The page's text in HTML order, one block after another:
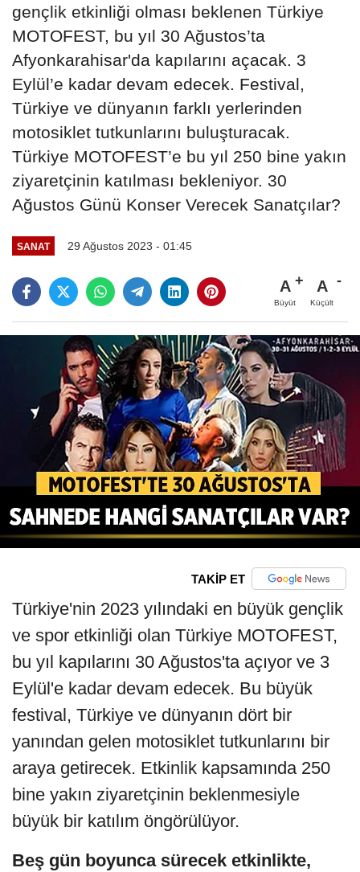
gençlik etkinliği olması beklenen Türkiye
MOTOFEST, bu yıl 30 Ağustos’ta
Afyonkarahisar'da kapılarını açacak. 3
Eylül’e kadar devam edecek. Festival,
Türkiye ve dünyanın farklı yerlerinden
motosiklet tutkunlarını buluşturacak.
Türkiye MOTOFEST’e bu yıl 250 bine yakın
ziyaretçinin katılması bekleniyor. 30
Ağustos Günü Konser Verecek Sanatçılar?
SANAT 29 Ağustos 2023 - 01:45
A
Büyüt
A
Küçült
TAKİP ET
Türkiye'nin 2023 yılındaki en büyük gençlik
ve spor etkinliği olan Türkiye MOTOFEST,
bu yıl kapılarını 30 Ağustos'ta açıyor ve 3
Eylül'e kadar devam edecek. Bu büyük
festival, Türkiye ve dünyanın dört bir
yanından gelen motosiklet tutkunlarını bir
araya getirecek. Etkinlik kapsamında 250
bine yakın ziyaretçinin beklenmesiyle
büyük bir katılım öngörülüyor.
Beş gün boyunca sürecek etkinlikte,